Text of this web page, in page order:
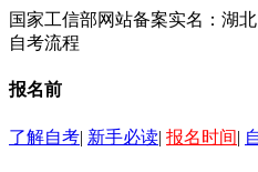
国家工信部网站备案实名：湖
自考流程
报名前
了解自考| 新手必读| 报名时间|